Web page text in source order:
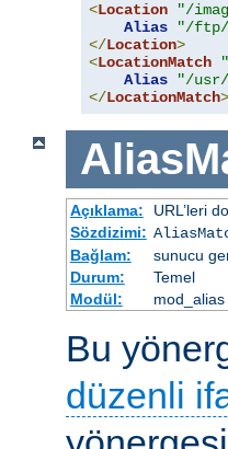
<Location "/
Alias
"/ftp/
</Location>
<LocationMatch
Alias
"/usr/
</LocationMatch>
Açıklama:
URL’leri
Sözdizimi:
Bağlam:
sunucu
Durum:
Temel
Modül:
mod_alias
Bu
düzenli